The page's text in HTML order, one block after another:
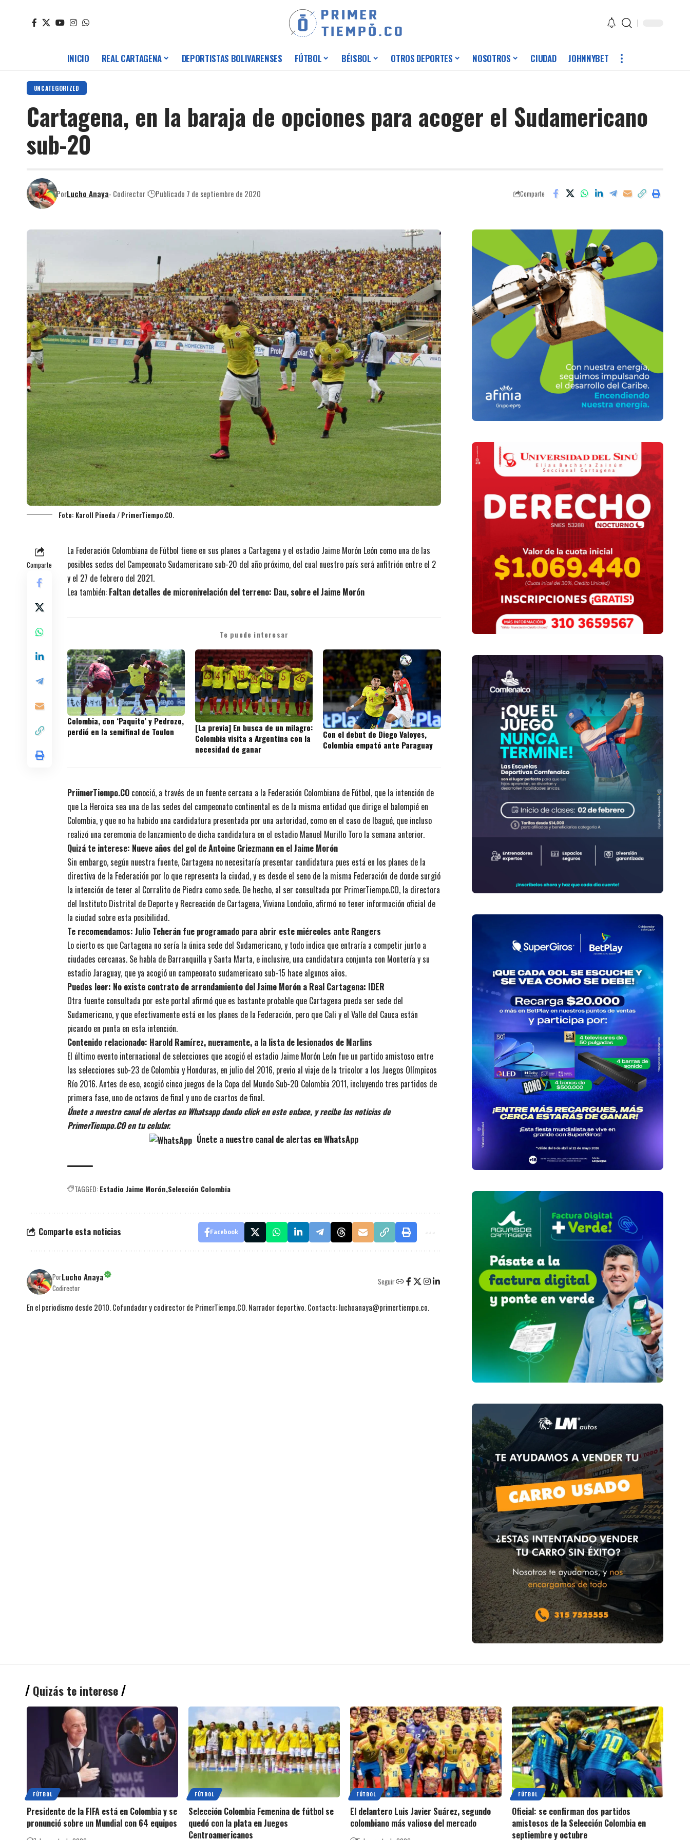
INICIO REAL CARTAGENA DEPORTISTAS BOLIVARENSES FÚTBOL BÉISBOL OTROS DEPORTES NOSOTROS CIUDAD JOHNNYBET
UNCATEGORIZED
Cartagena, en la baraja de opciones para acoger el Sudamericano
sub-20
PorLucho Anaya- Codirector Publicado 7 de septiembre de 2020 Comparte
Foto: Karoll Pineda / PrimerTiempo.CO.
Comparte
La Federación Colombiana de Fútbol tiene en sus planes a Cartagena y el estadio Jaime Morón León como una de las
posibles sedes del Campeonato Sudamericano sub-20 del año próximo, del cual nuestro país será anfitrión entre el 2
y el 27 de febrero del 2021.
Lea también: Faltan detalles de micronivelación del terreno: Dau, sobre el Jaime Morón
Te puede interesar
Colombia, con ‘Paquito’ y Pedrozo,
perdió en la semifinal de Toulon
[La previa] En busca de un milagro:
Colombia visita a Argentina con la
necesidad de ganar
Con el debut de Diego Valoyes,
Colombia empató ante Paraguay
PriimerTiempo.CO conoció, a través de un fuente cercana a la Federación Colombiana de Fútbol, que la intención de
que La Heroica sea una de las sedes del campeonato continental es de la misma entidad que dirige el balompié en
Colombia, y que no ha habido una candidatura presentada por una autoridad, como en el caso de Ibagué, que incluso
realizó una ceremonia de lanzamiento de dicha candidatura en el estadio Manuel Murillo Toro la semana anterior.
Quizá te interese: Nueve años del gol de Antoine Griezmann en el Jaime Morón
Sin embargo, según nuestra fuente, Cartagena no necesitaría presentar candidatura pues está en los planes de la
directiva de la Federación por lo que representa la ciudad, y es desde el seno de la misma Federación de donde surgió
la intención de tener al Corralito de Piedra como sede. De hecho, al ser consultada por PrimerTiempo.CO, la directora
del Instituto Distrital de Deporte y Recreación de Cartagena, Viviana Londoño, afirmó no tener información oficial de
la ciudad sobre esta posibilidad.
Te recomendamos: Julio Teherán fue programado para abrir este miércoles ante Rangers
Lo cierto es que Cartagena no sería la única sede del Sudamericano, y todo indica que entraría a competir junto a
ciudades cercanas. Se habla de Barranquilla y Santa Marta, e inclusive, una candidatura conjunta con Montería y su
estadio Jaraguay, que ya acogió un campeonato sudamericano sub-15 hace algunos años.
Puedes leer: No existe contrato de arrendamiento del Jaime Morón a Real Cartagena: IDER
Otra fuente consultada por este portal afirmó que es bastante probable que Cartagena pueda ser sede del
Sudamericano, y que efectivamente está en los planes de la Federación, pero que Cali y el Valle del Cauca están
picando en punta en esta intención.
Contenido relacionado: Harold Ramírez, nuevamente, a la lista de lesionados de Marlins
El último evento internacional de selecciones que acogió el estadio Jaime Morón León fue un partido amistoso entre
las selecciones sub-23 de Colombia y Honduras, en julio del 2016, previo al viaje de la tricolor a los Juegos Olímpicos
Río 2016. Antes de eso, acogió cinco juegos de la Copa del Mundo Sub-20 Colombia 2011, incluyendo tres partidos de
primera fase, uno de octavos de final y uno de cuartos de final.
Únete a nuestro canal de alertas en Whatsapp dando click en este enlace, y recibe las noticias de
PrimerTiempo.CO en tu celular.
Únete a nuestro canal de alertas en WhatsApp
TAGGED:Estadio Jaime Morón Selección Colombia
Comparte esta noticias Facebook
PorLucho Anaya
Codirector
Seguir
En el periodismo desde 2010. Cofundador y codirector de PrimerTiempo.CO. Narrador deportivo. Contacto: luchoanaya@primertiempo.co.
Quizás te interese
FÚTBOL
Presidente de la FIFA está en Colombia y se
pronunció sobre un Mundial con 64 equipos
FÚTBOL
Selección Colombia Femenina de fútbol se
quedó con la plata en Juegos
Centroamericanos
FÚTBOL
El delantero Luis Javier Suárez, segundo
colombiano más valioso del mercado
FÚTBOL
Oficial: se confirman dos partidos
amistosos de la Selección Colombia en
septiembre y octubre